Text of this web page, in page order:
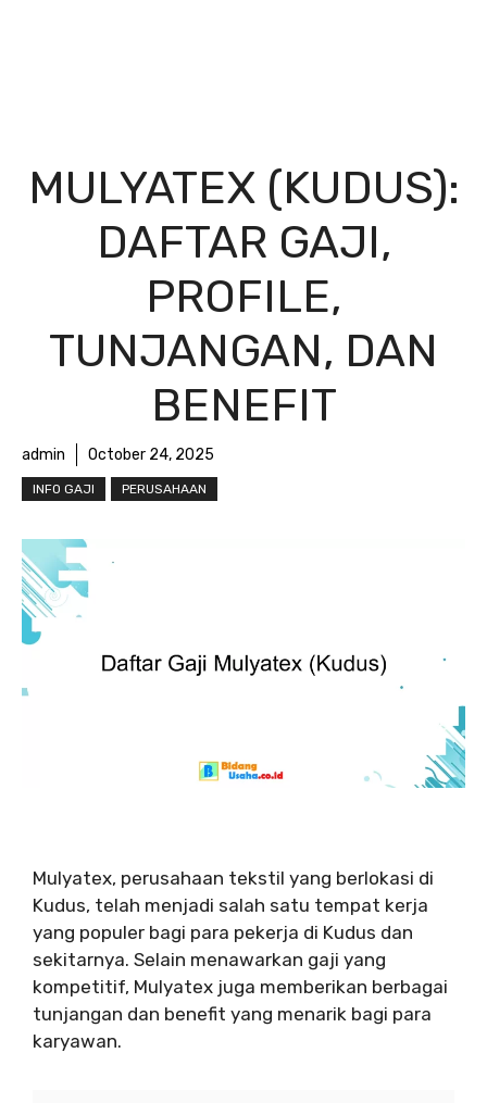
MULYATEX (KUDUS):
DAFTAR GAJI,
PROFILE,
TUNJANGAN, DAN
BENEFIT
admin October 24, 2025
INFO GAJI PERUSAHAAN
Mulyatex, perusahaan tekstil yang berlokasi di
Kudus, telah menjadi salah satu tempat kerja
yang populer bagi para pekerja di Kudus dan
sekitarnya. Selain menawarkan gaji yang
kompetitif, Mulyatex juga memberikan berbagai
tunjangan dan benefit yang menarik bagi para
karyawan.